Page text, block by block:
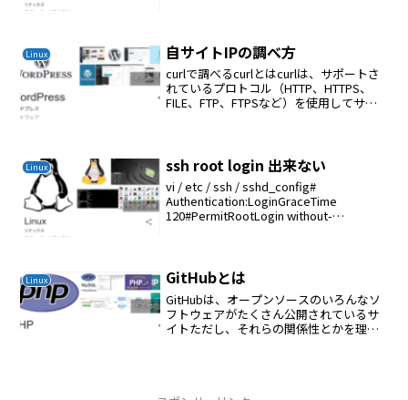
Linux 自サイトIPの調べ方
curlで調べるcurlとはcurlは、サポートさ
れているプロトコル（HTTP、HTTPS、
FILE、FTP、FTPSなど）を使用してサー
Linux ssh root login 出来ない
vi / etc / ssh / sshd_config#
Authentication:LoginGraceTime
120#PermitRootLogin without-
Linux GitHubとは
GitHubは、オープンソースのいろんなソ
フトウェアがたくさん公開されているサ
イトただし、それらの関係性とかを理解